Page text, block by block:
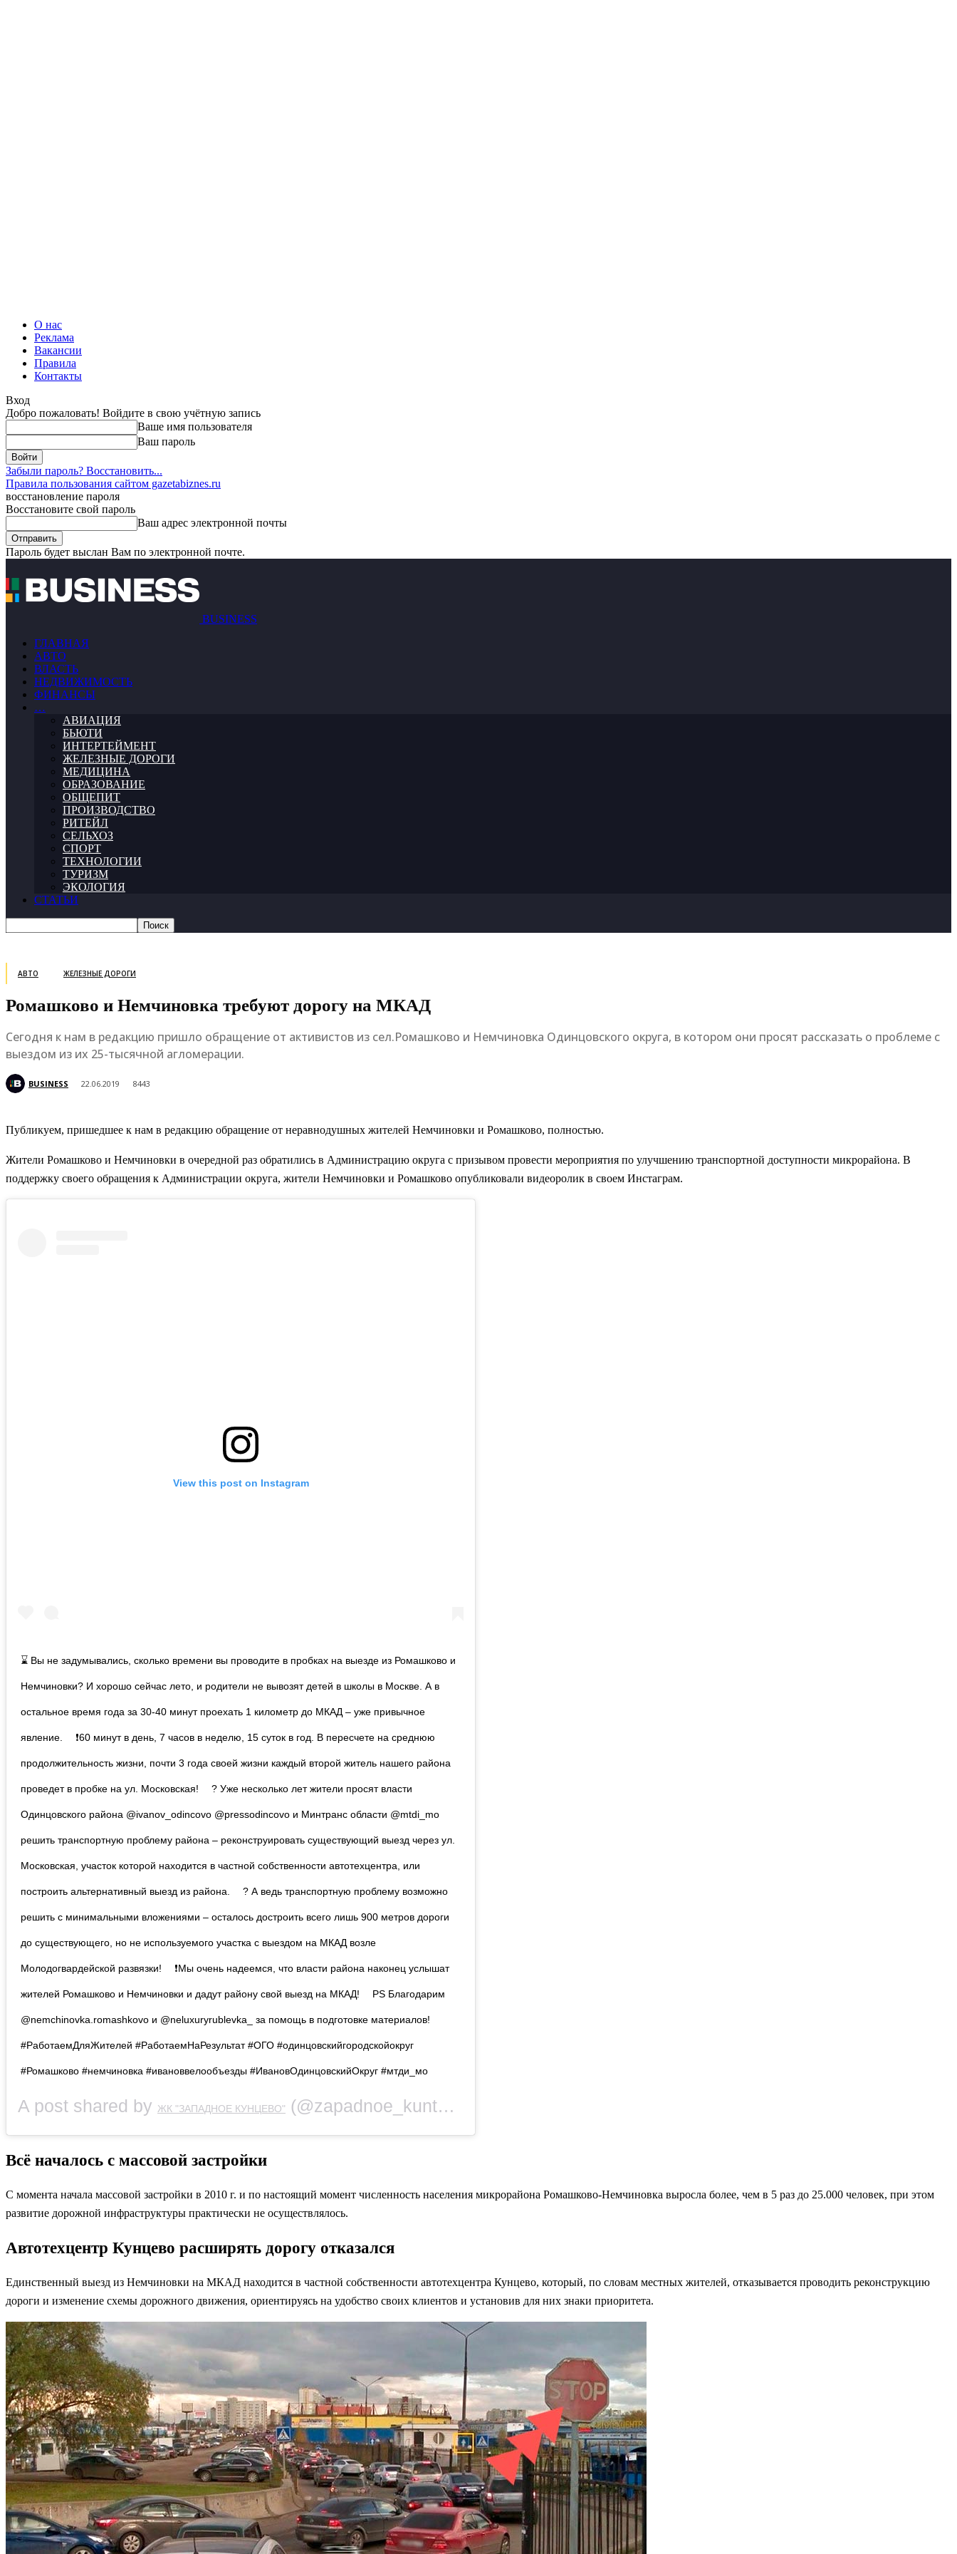
О нас
Реклама
Вакансии
Правила
Контакты
Вход
Добро пожаловать! Войдите в свою учётную запись
Ваше имя пользователя
Ваш пароль
Забыли пароль? Восстановить...
Правила пользования сайтом gazetabiznes.ru
восстановление пароля
Восстановите свой пароль
Ваш адрес электронной почты
Пароль будет выслан Вам по электронной почте.
BUSINESS
ГЛАВНАЯ
АВТО
ВЛАСТЬ
НЕДВИЖИМОСТЬ
ФИНАНСЫ
…
АВИАЦИЯ
БЬЮТИ
ИНТЕРТЕЙМЕНТ
ЖЕЛЕЗНЫЕ ДОРОГИ
МЕДИЦИНА
ОБРАЗОВАНИЕ
ОБЩЕПИТ
ПРОИЗВОДСТВО
РИТЕЙЛ
СЕЛЬХОЗ
СПОРТ
ТЕХНОЛОГИИ
ТУРИЗМ
ЭКОЛОГИЯ
СТАТЬИ
АВТО ЖЕЛЕЗНЫЕ ДОРОГИ
Ромашково и Немчиновка требуют дорогу на МКАД
Сегодня к нам в редакцию пришло обращение от активистов из сел.Ромашково и Немчиновка Одинцовского округа, в котором они просят рассказать о проблеме с
выездом из их 25-тысячной агломерации.
BUSINESS 22.06.2019 8443
Публикуем, пришедшее к нам в редакцию обращение от неравнодушных жителей Немчиновки и Ромашково, полностью.
Жители Ромашково и Немчиновки в очередной раз обратились в Администрацию округа с призывом провести мероприятия по улучшению транспортной доступности микрорайона. В
поддержку своего обращения к Администрации округа, жители Немчиновки и Ромашково опубликовали видеоролик в своем Инстаграм.
View this post on Instagram
⌛ Вы не задумывались, сколько времени вы проводите в пробках на выезде из Ромашково и
Немчиновки? И хорошо сейчас лето, и родители не вывозят детей в школы в Москве. А в
остальное время года за 30-40 минут проехать 1 километр до МКАД – уже привычное
явление. ⠀ ❗60 минут в день, 7 часов в неделю, 15 суток в год. В пересчете на среднюю
продолжительность жизни, почти 3 года своей жизни каждый второй житель нашего района
проведет в пробке на ул. Московская! ⠀ ? Уже несколько лет жители просят власти
Одинцовского района @ivanov_odincovo @pressodincovo и Минтранс области @mtdi_mo
решить транспортную проблему района – реконструировать существующий выезд через ул.
Московская, участок которой находится в частной собственности автотехцентра, или
построить альтернативный выезд из района. ⠀ ? А ведь транспортную проблему возможно
решить с минимальными вложениями – осталось достроить всего лишь 900 метров дороги
до существующего, но не используемого участка с выездом на МКАД возле
Молодогвардейской развязки! ⠀ ❗Мы очень надеемся, что власти района наконец услышат
жителей Ромашково и Немчиновки и дадут району свой выезд на МКАД! ⠀ PS Благодарим
@nemchinovka.romashkovo и @neluxuryrublevka_ за помощь в подготовке материалов! ⠀⠀
#РаботаемДляЖителей #РаботаемНаРезультат #ОГО #одинцовскийгородскойокруг
#Ромашково #немчиновка #ивановвелообъезды #ИвановОдинцовскийОкруг #мтди_мо
A post shared by ЖК "ЗАПАДНОЕ КУНЦЕВО" (@zapadnoe_kuntsevo) on
Всё началось с массовой застройки
С момента начала массовой застройки в 2010 г. и по настоящий момент численность населения микрорайона Ромашково-Немчиновка выросла более, чем в 5 раз до 25.000 человек, при этом
развитие дорожной инфраструктуры практически не осуществлялось.
Автотехцентр Кунцево расширять дорогу отказался
Единственный выезд из Немчиновки на МКАД находится в частной собственности автотехцентра Кунцево, который, по словам местных жителей, отказывается проводить реконструкцию
дороги и изменение схемы дорожного движения, ориентируясь на удобство своих клиентов и установив для них знаки приоритета.